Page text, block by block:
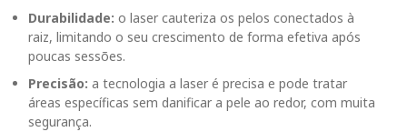
Durabilidade: o laser cauteriza os pelos conectados à
raiz, limitando o seu crescimento de forma efetiva após
poucas sessões.
Precisão: a tecnologia a laser é precisa e pode tratar
áreas específicas sem danificar a pele ao redor, com muita
segurança.